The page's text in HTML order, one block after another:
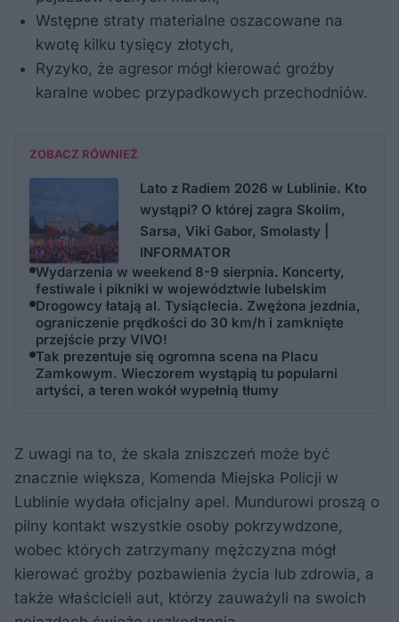
Wstępne straty materialne oszacowane na
kwotę kilku tysięcy złotych,
Ryzyko, że agresor mógł kierować groźby
karalne wobec przypadkowych przechodniów.
ZOBACZ RÓWNIEŻ
Lato z Radiem 2026 w Lublinie. Kto
wystąpi? O której zagra Skolim,
Sarsa, Viki Gabor, Smolasty |
INFORMATOR
Wydarzenia w weekend 8-9 sierpnia. Koncerty,
festiwale i pikniki w województwie lubelskim
Drogowcy łatają al. Tysiąclecia. Zwężona jezdnia,
ograniczenie prędkości do 30 km/h i zamknięte
przejście przy VIVO!
Tak prezentuje się ogromna scena na Placu
Zamkowym. Wieczorem wystąpią tu popularni
artyści, a teren wokół wypełnią tłumy
Z uwagi na to, że skala zniszczeń może być
znacznie większa, Komenda Miejska Policji w
Lublinie wydała oficjalny apel. Mundurowi proszą o
pilny kontakt wszystkie osoby pokrzywdzone,
wobec których zatrzymany mężczyzna mógł
kierować groźby pozbawienia życia lub zdrowia, a
także właścicieli aut, którzy zauważyli na swoich